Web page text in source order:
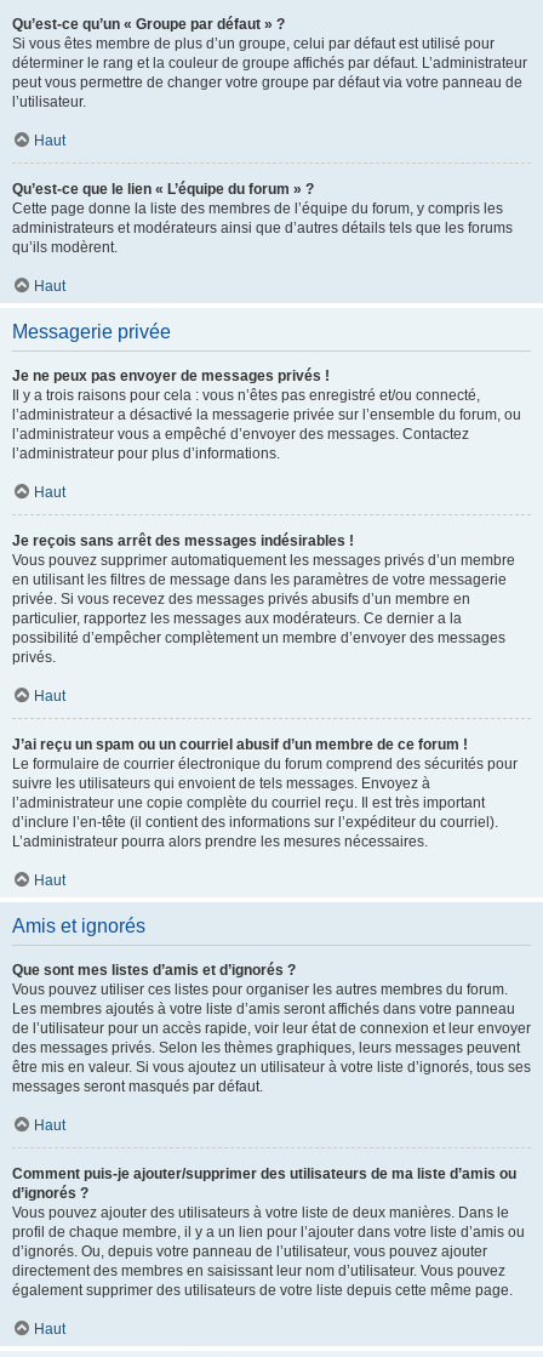
Qu’est-ce qu’un « Groupe par défaut » ?
Si vous êtes membre de plus d’un groupe, celui par défaut est utilisé pour
déterminer le rang et la couleur de groupe affichés par défaut. L’administrateur
peut vous permettre de changer votre groupe par défaut via votre panneau de
l’utilisateur.
Haut
Qu’est-ce que le lien « L’équipe du forum » ?
Cette page donne la liste des membres de l’équipe du forum, y compris les
administrateurs et modérateurs ainsi que d’autres détails tels que les forums
qu’ils modèrent.
Haut
Messagerie privée
Je ne peux pas envoyer de messages privés !
Il y a trois raisons pour cela : vous n’êtes pas enregistré et/ou connecté,
l’administrateur a désactivé la messagerie privée sur l’ensemble du forum, ou
l’administrateur vous a empêché d’envoyer des messages. Contactez
l’administrateur pour plus d’informations.
Haut
Je reçois sans arrêt des messages indésirables !
Vous pouvez supprimer automatiquement les messages privés d’un membre
en utilisant les filtres de message dans les paramètres de votre messagerie
privée. Si vous recevez des messages privés abusifs d’un membre en
particulier, rapportez les messages aux modérateurs. Ce dernier a la
possibilité d’empêcher complètement un membre d’envoyer des messages
privés.
Haut
J’ai reçu un spam ou un courriel abusif d’un membre de ce forum !
Le formulaire de courrier électronique du forum comprend des sécurités pour
suivre les utilisateurs qui envoient de tels messages. Envoyez à
l’administrateur une copie complète du courriel reçu. Il est très important
d’inclure l’en-tête (il contient des informations sur l’expéditeur du courriel).
L’administrateur pourra alors prendre les mesures nécessaires.
Haut
Amis et ignorés
Que sont mes listes d’amis et d’ignorés ?
Vous pouvez utiliser ces listes pour organiser les autres membres du forum.
Les membres ajoutés à votre liste d’amis seront affichés dans votre panneau
de l’utilisateur pour un accès rapide, voir leur état de connexion et leur envoyer
des messages privés. Selon les thèmes graphiques, leurs messages peuvent
être mis en valeur. Si vous ajoutez un utilisateur à votre liste d’ignorés, tous ses
messages seront masqués par défaut.
Haut
Comment puis-je ajouter/supprimer des utilisateurs de ma liste d’amis ou
d’ignorés ?
Vous pouvez ajouter des utilisateurs à votre liste de deux manières. Dans le
profil de chaque membre, il y a un lien pour l’ajouter dans votre liste d’amis ou
d’ignorés. Ou, depuis votre panneau de l’utilisateur, vous pouvez ajouter
directement des membres en saisissant leur nom d’utilisateur. Vous pouvez
également supprimer des utilisateurs de votre liste depuis cette même page.
Haut